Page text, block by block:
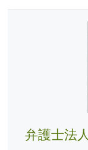
弁護士法